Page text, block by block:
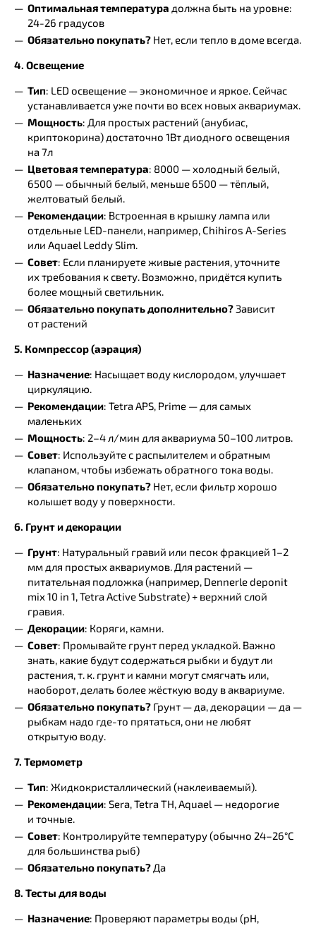
Оптимальная температура должна быть на уровне:
24-26 градусов
Обязательно покупать?Нет, если тепло в доме всегда.
4. Освещение
Тип: LED освещение — экономичное и яркое. Сейчас
устанавливается уже почти во всех новых аквариумах.
Мощность: Для простых растений (анубиас,
криптокорина) достаточно 1Вт диодного освещения
на 7л
Цветовая температура: 8000 — холодный белый,
6500 — обычный белый, меньше 6500 — тёплый,
желтоватый белый.
Рекомендации: Встроенная в крышку лампа или
отдельные LED-панели, например, Chihiros A-Series
или Aquael Leddy Slim.
Совет: Если планируете живые растения, уточните
их требования к свету. Возможно, придётся купить
более мощный светильник.
Обязательно покупать дополнительно?Зависит
от растений
5. Компрессор (аэрация)
Назначение: Насыщает воду кислородом, улучшает
циркуляцию.
Рекомендации: Tetra APS, Prime — для самых
маленьких
Мощность: 2–4 л/мин для аквариума 50–100 литров.
Совет: Используйте с распылителем и обратным
клапаном, чтобы избежать обратного тока воды.
Обязательно покупать? Нет, если фильтр хорошо
колышет воду у поверхности.
6. Грунт и декорации
Грунт: Натуральный гравий или песок фракцией 1–2
мм для простых аквариумов. Для растений —
питательная подложка (например, Dennerle deponit
mix 10 in 1, Tetra Active Substrate) + верхний слой
гравия.
Декорации: Коряги, камни.
Совет: Промывайте грунт перед укладкой. Важно
знать, какие будут содержаться рыбки и будут ли
растения, т. к. грунт и камни могут смягчать или,
наоборот, делать более жёсткую воду в аквариуме.
Обязательно покупать?Грунт — да, декорации — да —
рыбкам надо где-то прятаться, они не любят
открытую воду.
7. Термометр
Тип: Жидкокристаллический (наклеиваемый).
Рекомендации: Sera, Tetra TH, Aquael — недорогие
и точные.
Совет: Контролируйте температуру (обычно 24–26°C
для большинства рыб)
Обязательно покупать? Да
8. Тесты для воды
Назначение: Проверяют параметры воды (pH,